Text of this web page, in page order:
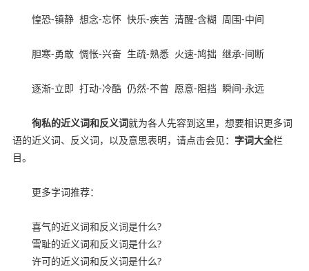
惶恐-镇静 想念-忘怀 快乐-疾苦 清醒-含糊 周围-中间
胆寒-勇敢 惆怅-兴奋 生疏-熟悉 火速-鸠拙 继承-间断
逐渐-立即 打动-冷酷 仍然-不曾 愿意-阻挡 瞬间-永远
徇私的近义词和反义词就为各人先容到这里，想要相识更多词
语的近义词、反义词，以及意思表明，请点击会见： 字词大全栏
目。
更多字词推荐：
喜气的近义词和反义词是什么?
雪耻的近义词和反义词是什么?
许可的近义词和反义词是什么?